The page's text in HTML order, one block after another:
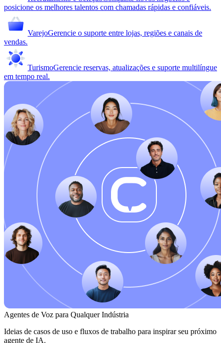
posicione os melhores talentos com chamadas rápidas e confiáveis.
VarejoGerencie o suporte entre lojas, regiões e canais de
vendas.
TurismoGerencie reservas, atualizações e suporte multilíngue
em tempo real.
Agentes de Voz para Qualquer Indústria
Ideias de casos de uso e fluxos de trabalho para inspirar seu próximo
agente de IA.